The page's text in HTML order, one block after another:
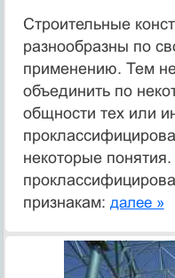
Строительные
разнообразны по
применению. Тем
объединить по
общности тех или
некоторые
признакам: далее »